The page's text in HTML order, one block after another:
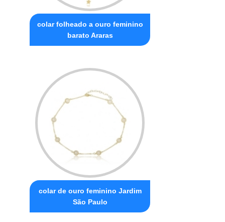
colar folheado a ouro feminino
barato Araras
colar de ouro feminino Jardim
São Paulo